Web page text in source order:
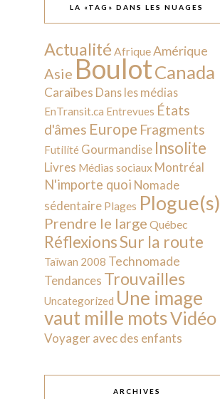
LA «TAG» DANS LES NUAGES
Actualité AfriqueAmérique
Asie BoulotCanada
Caraïbes Dans les médias
EnTransit.ca Entrevues États
d'âmes Europe Fragments
Futilité Gourmandise Insolite
Livres Médias sociaux Montréal
N'importe quoi Nomade
sédentaire Plages Plogue(s)
Prendre le large Québec
RéflexionsSur la route
Taïwan 2008 Technomade
Tendances Trouvailles
Uncategorized Une image
vaut mille motsVidéo
Voyager avec des enfants
ARCHIVES